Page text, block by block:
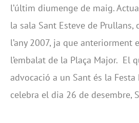
l’últim diumenge de maig.
la sala Sant Esteve de Prullans,
l’any 2007, ja que anteriorment
l’embalat de la Plaça Major. El
advocació a un Sant és la Festa
celebra el dia 26 de desembre,